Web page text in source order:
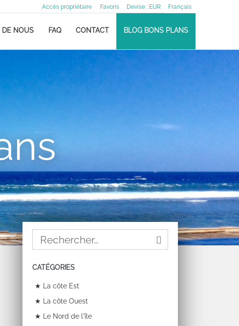
Français
Devise : EUR
Favoris
Accès propriétaire
DE NOUS FAQ CONTACT BLOG BONS PLANS
CATÉGORIES
★ La côte Est
★ La côte Ouest
★ Le Nord de l'île